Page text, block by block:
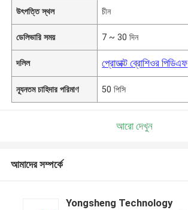
উৎপত্তি স্থল চীন
ডেলিভারি সময় 7 ~ 30 দিন
দলিল প্রোডাক্ট ব্রোশিওর পিডিএফ
ন্যূনতম চাহিদার পরিমাণ 50 পিসি
আরো দেখুন
আমাদের সম্পর্কে
Yongsheng Technology